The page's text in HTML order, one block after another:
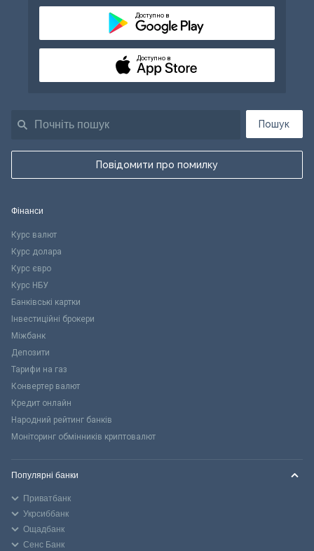
Пошук
Повідомити про помилку
Доступно в
Доступно в
Фінанси
Курс валют
Курс долара
Курс євро
Курс НБУ
Банківські картки
Інвестиційні брокери
Міжбанк
Депозити
Тарифи на газ
Конвертер валют
Кредит онлайн
Народний рейтинг банків
Моніторинг обмінників криптовалют
Популярні банки
Приватбанк
Укрсиббанк
Ощадбанк
Сенс Банк